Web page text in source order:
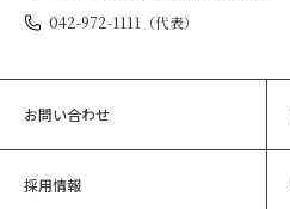
042-972-1111（代表）
お問い合わせ
採用情報